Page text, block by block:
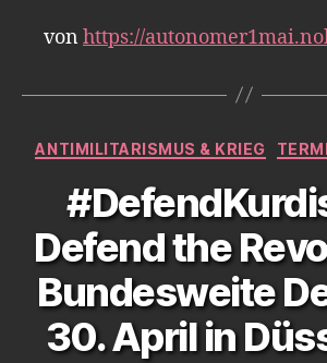
von https://
ANTIMILITARISMUS & KRIEG
Defend the
Bundesweite
30. April in